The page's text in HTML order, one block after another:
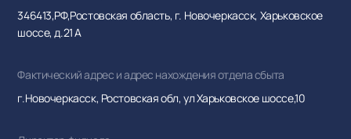
346413,РФ,Ростовская область, г. Новочеркасск, Харьковское
шоссе, д.21 А
Фактический адрес и адрес нахождения отдела сбыта
г.Новочеркасск, Ростовская обл, ул Харьковское шоссе,10